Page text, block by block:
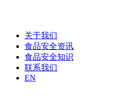
关于我们
食品安全资讯
食品安全知识
联系我们
EN